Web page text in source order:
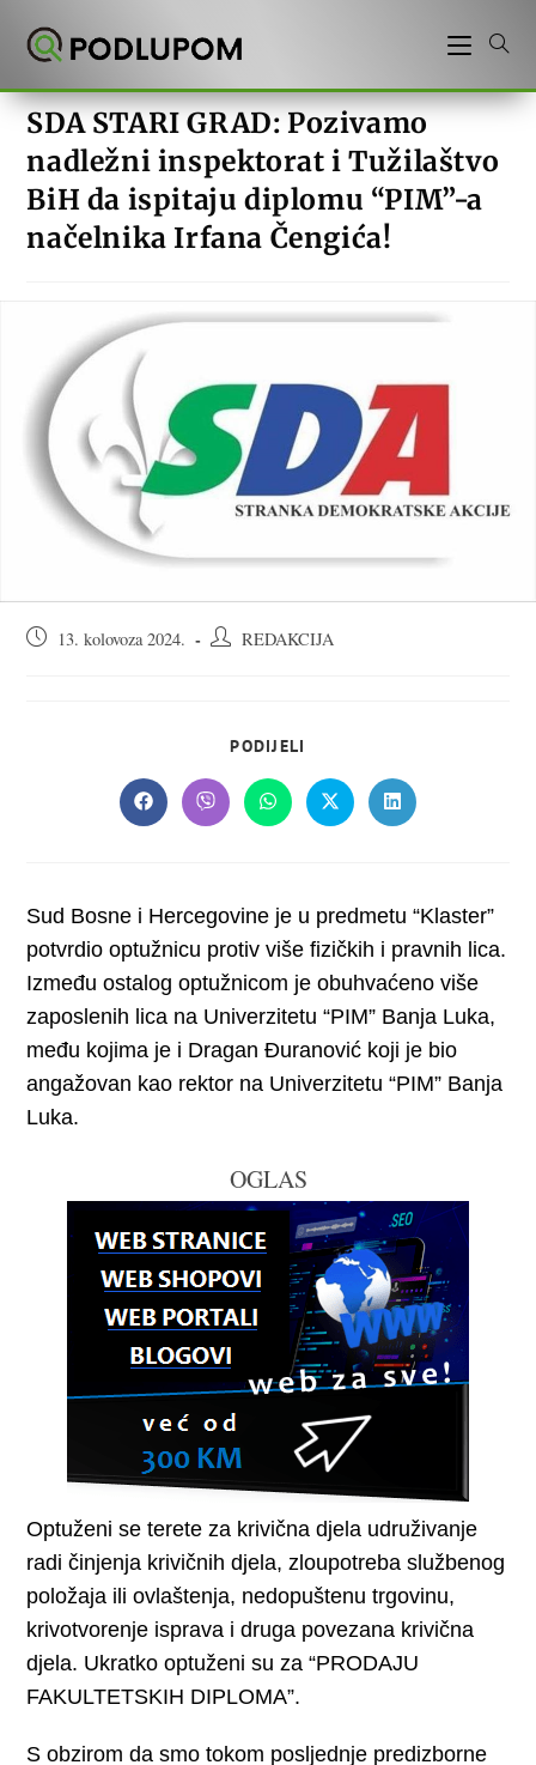
SDA STARI GRAD: Pozivamo
nadležni inspektorat i Tužilaštvo
BiH da ispitaju diplomu “PIM”-a
načelnika Irfana Čengića!
Objava13. kolovoza 2024.
AutorREDAKCIJA
PODIJELI
CONTENT
Opens
in
Opens
in
Opens
in
Opens
in
Opens
in
Sud Bosne i Hercegovine je u predmetu “Klaster”
potvrdio optužnicu protiv više fizičkih i pravnih lica.
Između ostalog optužnicom je obuhvaćeno više
zaposlenih lica na Univerzitetu “PIM” Banja Luka,
među kojima je i Dragan Đuranović koji je bio
angažovan kao rektor na Univerzitetu “PIM” Banja
Luka.
OGLAS
Optuženi se terete za krivična djela udruživanje
radi činjenja krivičnih djela, zloupotreba službenog
položaja ili ovlaštenja, nedopuštenu trgovinu,
krivotvorenje isprava i druga povezana krivična
djela. Ukratko optuženi su za “PRODAJU
FAKULTETSKIH DIPLOMA”.
S obzirom da smo tokom posljednje predizborne